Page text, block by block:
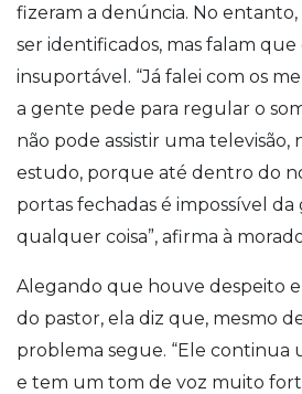
fizeram a denúncia. No entanto,
ser identificados, mas falam
insuportável. “Já falei com os
a gente pede para regular o
não pode assistir uma televisão,
estudo, porque até dentro do
portas fechadas é impossível da
qualquer coisa”, afirma à
Alegando que houve despeito
do pastor, ela diz que, mesmo
problema segue. “Ele continua
e tem um tom de voz muito